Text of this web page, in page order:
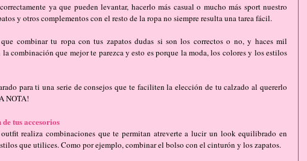
ya que pueden levantar, hacerlo más casual o mucho más sport nuestro
y otros complementos con el resto de la ropa no siempre resulta una tarea fácil.
que combinar tu ropa con tus zapatos dudas si son los correctos o no, y haces mil
combinación que mejor te parezca y esto es porque la moda, los colores y los estilos
para ti una serie de consejos que te faciliten la elección de tu calzado al quererlo
NOTA!
tus accesorios
realiza combinaciones que te permitan atreverte a lucir un look equilibrado en
que utilices. Como por ejemplo, combinar el bolso con el cinturón y los zapatos.